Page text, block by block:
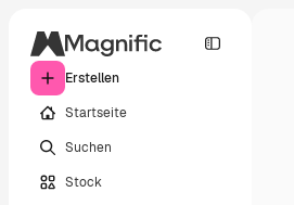
Erstellen
Startseite
Suchen
Stock